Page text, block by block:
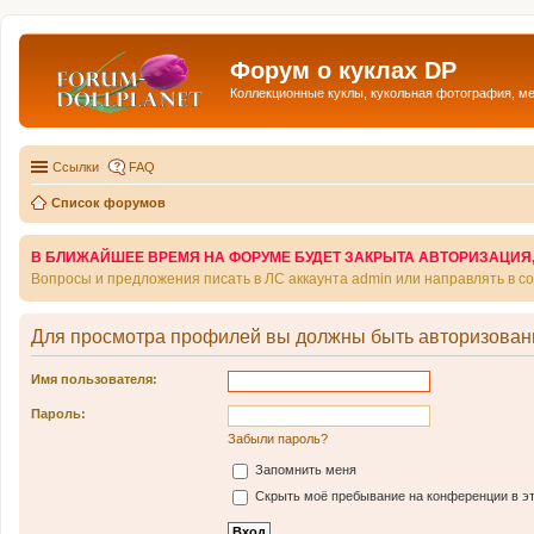
Форум о куклах DP
Коллекционные куклы, кукольная фотография,
Ссылки FAQ
Список форумов
В БЛИЖАЙШЕЕ ВРЕМЯ НА ФОРУМЕ БУДЕТ ЗАКРЫТА
Вопросы и предложения писать в ЛС аккаунта admin или направлять в
Для просмотра профилей вы должны быть
Имя пользователя:
Пароль:
Забыли пароль?
Запомнить меня
Скрыть моё пребывание на конференции в